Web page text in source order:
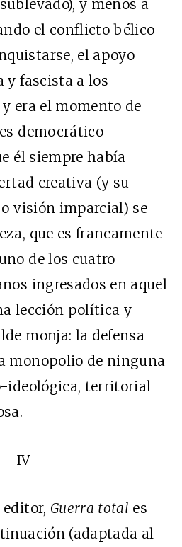
y menos a
el conflicto bélico
el apoyo
y fascista a los
era el momento de
democrático-
él siempre había
creativa (y su
visión imparcial) se
que es francamente
de los cuatro
ingresados en aquel
lección política y
monja: la defensa
monopolio de ninguna
ideológica, territorial
IV
Guerra total es
(adaptada al